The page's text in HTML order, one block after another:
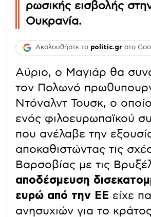
ρωσικής εισβολής
Ουκρανία.
Ακολουθήστε το politic.gr στο
Αύριο, ο Μαγιάρ θα
τον Πολωνό
Ντόναλντ Τουσκ, ο
ενός φιλοευρωπαϊκού
που ανέλαβε την
αποκαθιστώντας τις
Βαρσοβίας με τις
αποδέσμευση
ευρώ από την ΕΕ είχε
ανησυχιών για το